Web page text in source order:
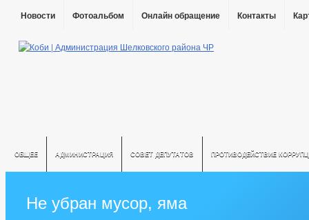
Новости Фотоальбом Онлайн обращение Контакты
ОБЩЕЕ АДМИНИСТРАЦИЯ СОВЕТ ДЕПУТАТОВ ПРОТИВОДЕЙСТВИЕ
Не убран мусор, яма